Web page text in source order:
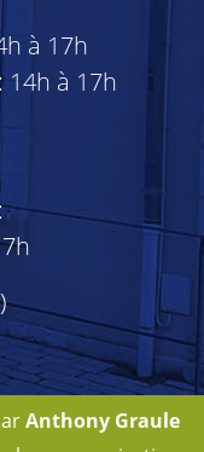
à 17h
14h à 17h
Anthony Graule